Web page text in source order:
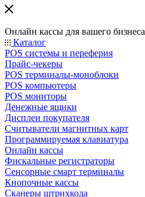
Онлайн кассы для вашего бизнеса
Каталог
POS системы и переферия
Прайс-чекеры
POS терминалы-моноблоки
POS компьютеры
POS мониторы
Денежные ящики
Дисплеи покупателя
Считыватели магнитных карт
Программируемая клавиатура
Онлайн кассы
Фискальные регистраторы
Сенсорные смарт терминалы
Кнопочные кассы
Сканеры штрихкода